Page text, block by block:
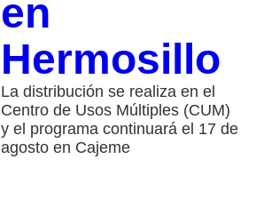
en
Hermosillo
La distribución se realiza en el
Centro de Usos Múltiples (CUM)
y el programa continuará el 17 de
agosto en Cajeme